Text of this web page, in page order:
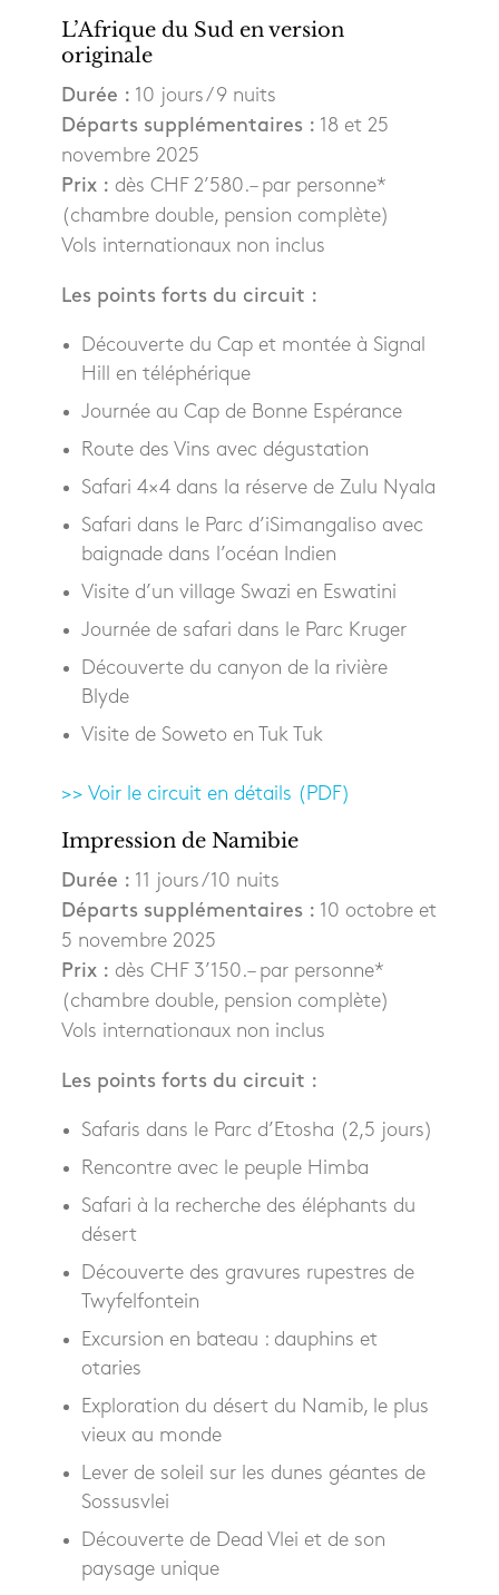
L’Afrique du Sud en version
originale
Durée : 10 jours / 9 nuits
Départs supplémentaires : 18 et 25
novembre 2025
Prix : dès CHF 2’580.– par personne*
(chambre double, pension complète)
Vols internationaux non inclus
Les points forts du circuit :
Découverte du Cap et montée à Signal
Hill en téléphérique
Journée au Cap de Bonne Espérance
Route des Vins avec dégustation
Safari 4×4 dans la réserve de Zulu Nyala
Safari dans le Parc d’iSimangaliso avec
baignade dans l’océan Indien
Visite d’un village Swazi en Eswatini
Journée de safari dans le Parc Kruger
Découverte du canyon de la rivière
Blyde
Visite de Soweto en Tuk Tuk
>> Voir le circuit en détails (PDF)
Impression de Namibie
Durée : 11 jours / 10 nuits
Départs supplémentaires : 10 octobre et
5 novembre 2025
Prix : dès CHF 3’150.– par personne*
(chambre double, pension complète)
Vols internationaux non inclus
Les points forts du circuit :
Safaris dans le Parc d’Etosha (2,5 jours)
Rencontre avec le peuple Himba
Safari à la recherche des éléphants du
désert
Découverte des gravures rupestres de
Twyfelfontein
Excursion en bateau : dauphins et
otaries
Exploration du désert du Namib, le plus
vieux au monde
Lever de soleil sur les dunes géantes de
Sossusvlei
Découverte de Dead Vlei et de son
paysage unique